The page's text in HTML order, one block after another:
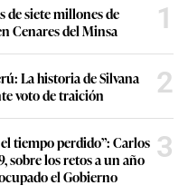
de siete millones de
Cenares del Minsa
1
La historia de Silvana
voto de traición
2
tiempo perdido”: Carlos
sobre los retos a un año
el Gobierno
3